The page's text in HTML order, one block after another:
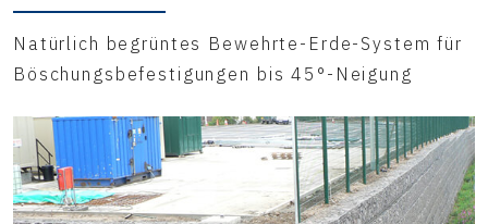
Natürlich begrüntes Bewehrte-Erde-System für
Böschungsbefestigungen bis 45°-Neigung